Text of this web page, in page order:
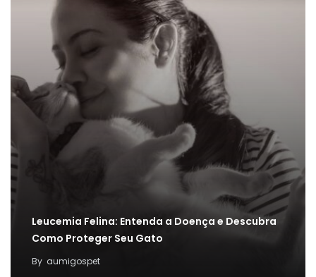
Leucemia Felina: Entenda a Doença e Descubra
Como Proteger Seu Gato
By aumigospet